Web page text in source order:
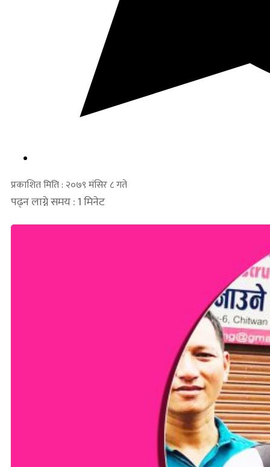
प्रकाशित मिति : २०७९ मंसिर ८ गते
पढ्न लाग्ने समय : 1 मिनेट